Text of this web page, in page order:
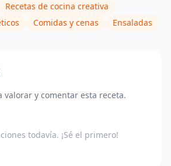
Recetas de cocina creativa
Comidas y cenas Ensaladas
valorar y comentar esta receta.
todavía. ¡Sé el primero!